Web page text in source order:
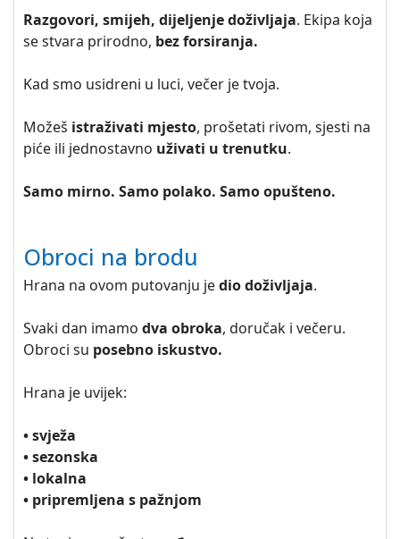
Razgovori, smijeh, dijeljenje doživljaja. Ekipa koja
se stvara prirodno, bez forsiranja.
Kad smo usidreni u luci, večer je tvoja.
Možeš istraživati mjesto, prošetati rivom, sjesti na
piće ili jednostavno uživati u trenutku.
Samo mirno. Samo polako. Samo opušteno.
Obroci na brodu
Hrana na ovom putovanju jedio doživljaja.
Svaki dan imamo dva obroka, doručak i večeru.
Obroci su posebno iskustvo.
Hrana je uvijek:
• svježa
• sezonska
• lokalna
• pripremljena s pažnjom